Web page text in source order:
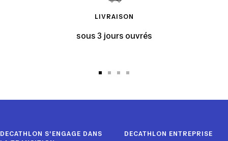
LIVRAISON
sous 3 jours ouvrés
DECATHLON S'ENGAGE DANS
DECATHLON ENTREPRISE